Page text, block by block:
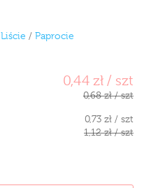
Liście / Paprocie
0,44 zł / szt
0,68 zł / szt
0,73 zł / szt
1,12 zł / szt